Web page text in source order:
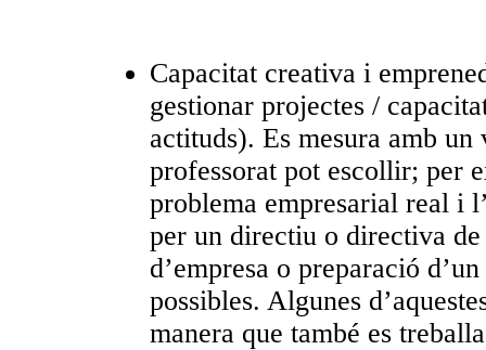
Capacitat creativa i
gestionar projectes /
actituds). Es mesura amb
professorat pot escollir; per
problema empresarial real i
per un directiu o directiva de
d’empresa o preparació
possibles. Algunes
manera que també es